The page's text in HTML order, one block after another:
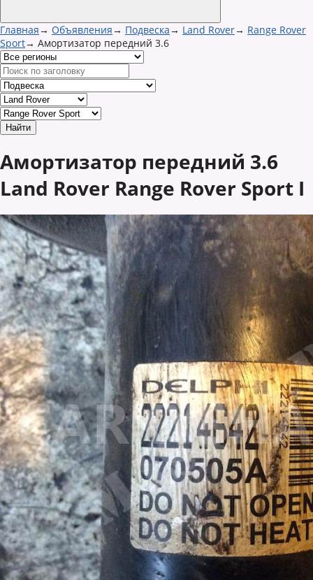
Главная→ Объявления→ Подвеска→ Land Rover→ Range Rover
Sport→ Амортизатор передний 3.6
Амортизатор передний 3.6
Land Rover Range Rover Sport I